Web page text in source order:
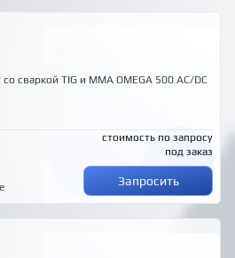
сваркой ТIG и MMA OMEGA 500 AC/DC
стоимость по запросу
под заказ
Запросить